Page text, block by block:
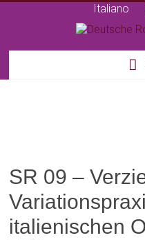
Italiano
Deutsche
Rossini
SR 09 –
italienischen